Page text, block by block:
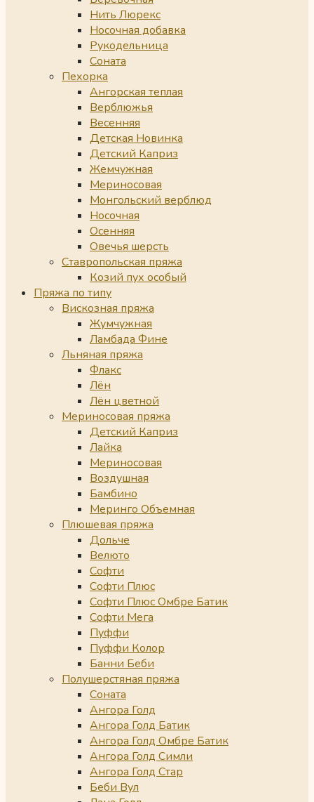
Нить Люрекс
Носочная добавка
Рукодельница
Соната
Пехорка
Ангорская теплая
Верблюжья
Весенняя
Детская Новинка
Детский Каприз
Жемчужная
Мериносовая
Монгольский верблюд
Носочная
Осенняя
Овечья шерсть
Ставропольская пряжа
Козий пух особый
Пряжа по типу
Вискозная пряжа
Жумчужная
Ламбада Фине
Льняная пряжа
Флакс
Лён
Лён цветной
Мериносовая пряжа
Детский Каприз
Лайка
Мериносовая
Воздушная
Бамбино
Меринго Объемная
Плюшевая пряжа
Дольче
Велюто
Софти
Софти Плюс
Софти Плюс Омбре Батик
Софти Мега
Пуффи
Пуффи Колор
Банни Беби
Полушерстяная пряжа
Соната
Ангора Голд
Ангора Голд Батик
Ангора Голд Омбре Батик
Ангора Голд Симли
Ангора Голд Стар
Беби Вул